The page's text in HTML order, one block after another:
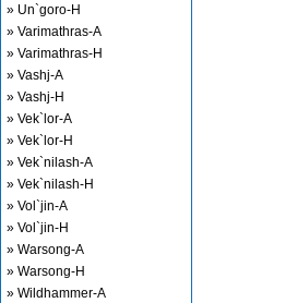
» Un`goro-H
» Varimathras-A
» Varimathras-H
» Vashj-A
» Vashj-H
» Vek`lor-A
» Vek`lor-H
» Vek`nilash-A
» Vek`nilash-H
» Vol`jin-A
» Vol`jin-H
» Warsong-A
» Warsong-H
» Wildhammer-A